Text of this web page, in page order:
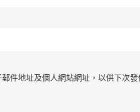
件地址及個人網站網址，以供下次發